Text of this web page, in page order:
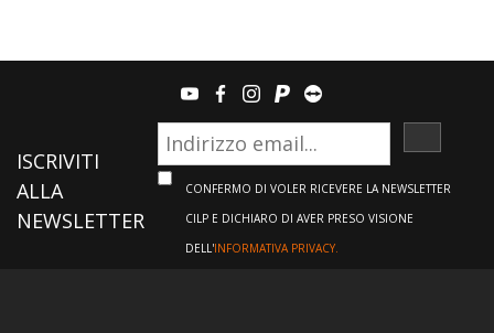
youtubefacebook
instagram
paypalteamviewer
ISCRIVITI
ALLA
NEWSLETTER
CONFERMO DI VOLER RICEVERE LA NEWSLETTER
CILP E DICHIARO DI AVER PRESO VISIONE
DELL'INFORMATIVA PRIVACY.